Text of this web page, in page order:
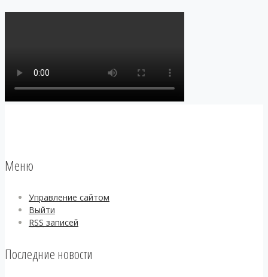
Меню
Управление сайтом
Выйти
RSS записей
Последние новости